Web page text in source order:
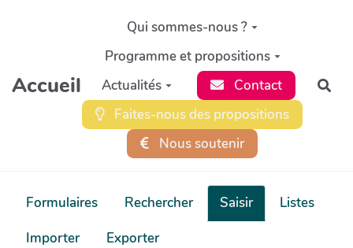
Aller au contenu principal
Accueil
Qui sommes-nous ?
Programme et propositions
Actualités
Contact
Faites-nous des propositions
Nous soutenir
Formulaires Rechercher Saisir
Listes
Importer
Exporter